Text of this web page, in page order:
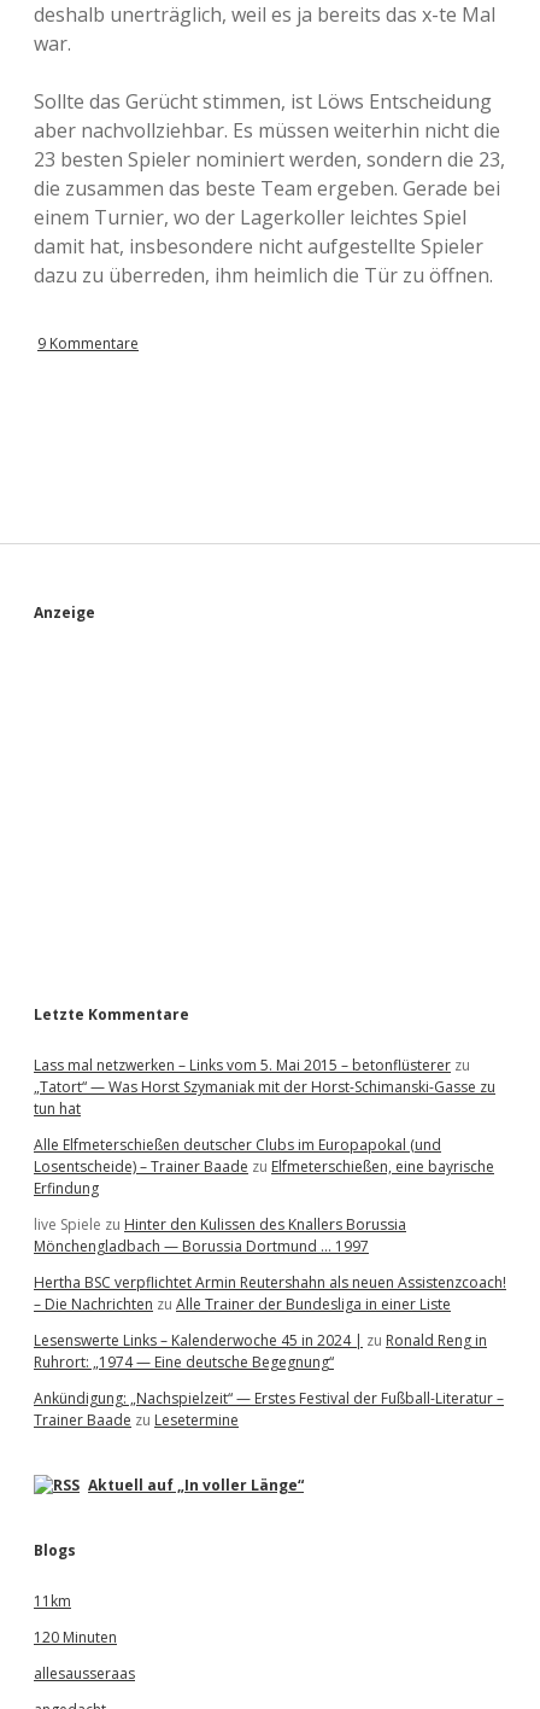
deshalb unerträglich, weil es ja bereits das x-te Mal
war.
Sollte das Gerücht stimmen, ist Löws Entscheidung
aber nachvollziehbar. Es müssen weiterhin nicht die
23 besten Spieler nominiert werden, sondern die 23,
die zusammen das beste Team ergeben. Gerade bei
einem Turnier, wo der Lagerkoller leichtes Spiel
damit hat, insbesondere nicht aufgestellte Spieler
dazu zu überreden, ihm heimlich die Tür zu öffnen.
9 Kommentare
S
Anzeige
Letzte Kommentare
Lass mal netzwerken – Links vom 5. Mai 2015 – betonflüsterer zu
„Tatort“ — Was Horst Szymaniak mit der Horst-Schimanski-Gasse zu
tun hat
Alle Elfmeterschießen deutscher Clubs im Europapokal (und
Losentscheide) – Trainer Baade zu Elfmeterschießen, eine bayrische
Erfindung
live Spiele zu Hinter den Kulissen des Knallers Borussia
Mönchengladbach — Borussia Dortmund … 1997
Hertha BSC verpflichtet Armin Reutershahn als neuen Assistenzcoach!
– Die Nachrichten zu Alle Trainer der Bundesliga in einer Liste
Lesenswerte Links – Kalenderwoche 45 in 2024 | zu Ronald Reng in
Ruhrort: „1974 — Eine deutsche Begegnung“
Ankündigung: „Nachspielzeit“ — Erstes Festival der Fußball-Literatur –
Trainer Baade zu Lesetermine
Aktuell auf „In voller Länge“
Blogs
11km
120 Minuten
allesausseraas